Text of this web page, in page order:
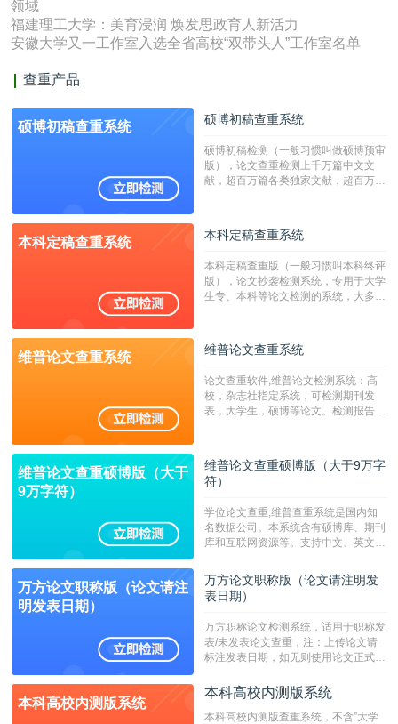
领域
福建理工大学：美育浸润 焕发思政育人新活力
安徽大学又一工作室入选全省高校“双带头人”工作室名单
查重产品
硕博初稿查重系统 硕博初稿查重系统
硕博初稿检测（一般习惯叫做硕博预审
版），论文查重检测上千万篇中文文
献，超百万篇各类独家文献，超百万港
校用来检测硕博论文的系统，检测范围
广，数据来源真实，检测算法合理!本
字符数30万）
本科定稿查重系统 本科定稿查重系统
本科定稿查重版（一般习惯叫本科终评
版），论文抄袭检测系统，专用于大学
生专、本科等论文检测的系统，大多数
维普论文查重系统 维普论文查重系统
论文查重软件,维普论文检测系统：高
校，杂志社指定系统，可检测期刊发
表，大学生，硕博等论文。检测报告支
维普论文查重硕博版（大于
9万字符）
维普论文查重硕博版（大于9万字
符）
学位论文查重,维普查重系统是国内知
名数据公司。本系统含有硕博库、期刊
库和互联网资源等。支持中文、英文、
定院校！！！
万方论文职称版（论文请注
明发表日期）
万方论文职称版（论文请注明发
表日期）
万方职称论文检测系统，适用于职称发
表/未发表论文查重，注：上传论文请
标注发表日期，如无则使用论文正式发
成时间作为发表日期。
本科高校内测版系统
本科高校内测版系统
本科高校内测版查重系统，不含”大学